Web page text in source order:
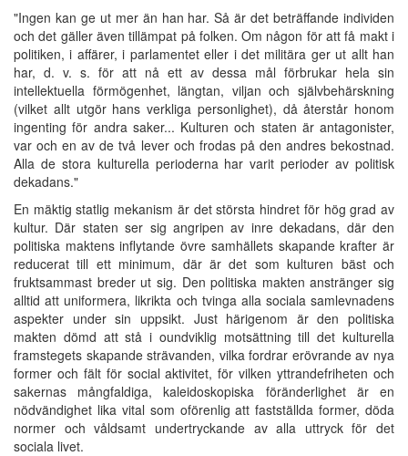
"Ingen kan ge ut mer än han har. Så är det beträffande individen
och det gäller även tillämpat på folken. Om någon för att få makt i
politiken, i affärer, i parlamentet eller i det militära ger ut allt han
har, d. v. s. för att nå ett av dessa mål förbrukar hela sin
intellektuella förmögenhet, längtan, viljan och självbehärskning
(vilket allt utgör hans verkliga personlighet), då återstår honom
ingenting för andra saker... Kulturen och staten är antagonister,
var och en av de två lever och frodas på den andres bekostnad.
Alla de stora kulturella perioderna har varit perioder av politisk
dekadans."
En mäktig statlig mekanism är det största hindret för hög grad av
kultur. Där staten ser sig angripen av inre dekadans, där den
politiska maktens inflytande övre samhällets skapande krafter är
reducerat till ett minimum, där är det som kulturen bäst och
fruktsammast breder ut sig. Den politiska makten anstränger sig
alltid att uniformera, likrikta och tvinga alla sociala samlevnadens
aspekter under sin uppsikt. Just härigenom är den politiska
makten dömd att stå i oundviklig motsättning till det kulturella
framstegets skapande strävanden, vilka fordrar erövrande av nya
former och fält för social aktivitet, för vilken yttrandefriheten och
sakernas mångfaldiga, kaleidoskopiska föränderlighet är en
nödvändighet lika vital som oförenlig att fastställda former, döda
normer och våldsamt undertryckande av alla uttryck för det
sociala livet.